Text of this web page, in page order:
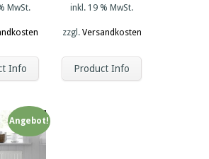
MwSt.
Info
inkl. 19 % MwSt.
zzgl. Versandkosten
Product Info
Angebot!